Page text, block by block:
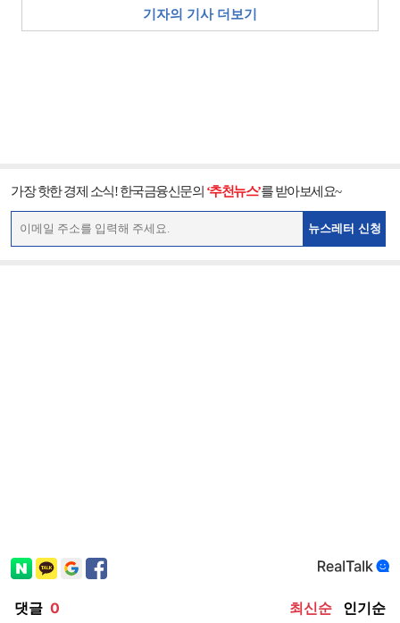
기자의 기사 더보기
가장 핫한 경제 소식! 한국금융신문의 ‘추천뉴스’를 받아보세요~
뉴스레터 신청